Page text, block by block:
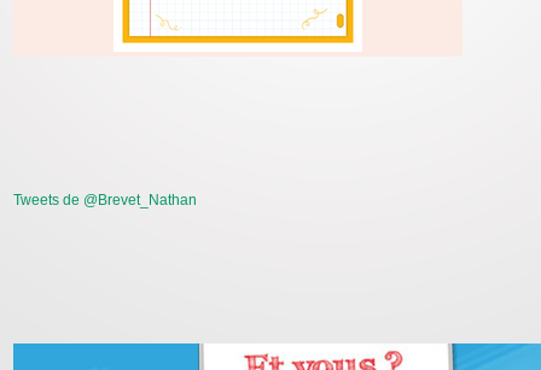
Tweets de @Brevet_Nathan